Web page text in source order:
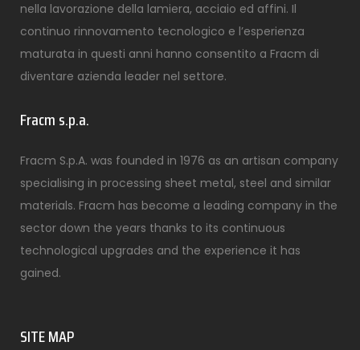
nella lavorazione della lamiera, acciaio ed affini. Il
continuo rinnovamento tecnologico e l’esperienza
maturata in questi anni hanno consentito a Fracm di
diventare azienda leader nel settore.
Fracm s.p.a.
Fracm S.p.A. was founded in 1976 as an artisan company
specialising in processing sheet metal, steel and similar
materials. Fracm has become a leading company in the
sector down the years thanks to its continuous
technological upgrades and the experience it has
gained.
SITE MAP